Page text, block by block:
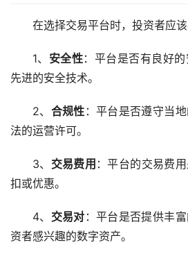
在选择交易平台时，投资者应该
1、 安全性：平台是否有良好
先进的安全技术。
2、 合规性 ：平台是否遵守当
法的运营许可。
3、 交易费用 ：平台的交易费
扣或优惠。
4、 交易对 ：平台是否提供丰
资者感兴趣的数字资产。